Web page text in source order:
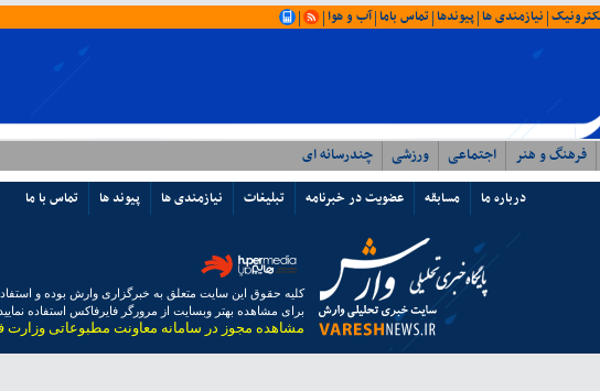
| نیازمندی ها| پیوندها| تماس باما| آب و هوا|
|
فرهنگ و هنر اجتماعی ورزشی چندرسانه ای
درباره ما مسابقه عضویت در خبرنامه تبلیغات نیازمندی ها پیوند ها تماس با ما
کلیه حقوق این سایت متعلق به خبرگزاری وارش بوده و
برای مشاهده بهتر وبسایت از مرورگر فایرفاکس استفاده نمایید.
مشاهده مجوز در سامانه معاونت مطبوعاتی وزارت